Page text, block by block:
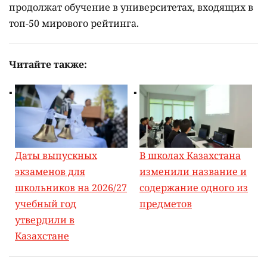
продолжат обучение в университетах, входящих в
топ-50 мирового рейтинга.
Читайте также:
Даты выпускных
экзаменов для
школьников на 2026/27
учебный год
утвердили в
Казахстане
В школах Казахстана
изменили название и
содержание одного из
предметов